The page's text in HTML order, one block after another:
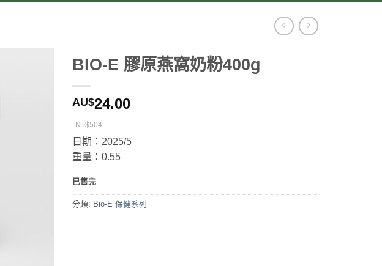
BIO-E 膠原燕窩奶粉400g
AU$24.00
NT$504
日期：2025/5
重量：0.55
已售完
分類: Bio-E 保健系列